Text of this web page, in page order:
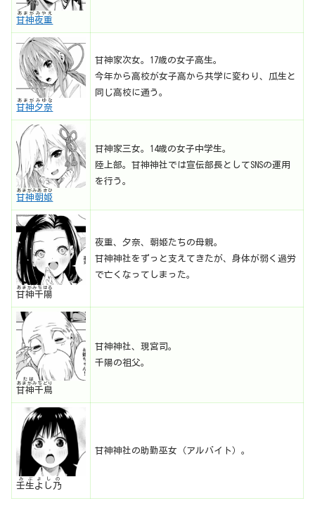
甘神夜重
あまがみやえ
甘神夕奈
あまがみゆな
甘神家次女。17歳の女子高生。
今年から高校が女子高から共学に変わり、瓜生と
同じ高校に通う。
甘神朝姫
あまがみあさひ
甘神家三女。14歳の女子中学生。
陸上部。甘神神社では宣伝部長としてSNSの運用
を行う。
甘神千陽
あまがみちはる
夜重、夕奈、朝姫たちの母親。
甘神神社をずっと支えてきたが、身体が弱く過労
で亡くなってしまった。
甘神千鳥
あまがみちどり
甘神神社、現宮司。
千陽の祖父。
壬生よし乃
みぶよしの
甘神神社の助勤巫女（アルバイト）。